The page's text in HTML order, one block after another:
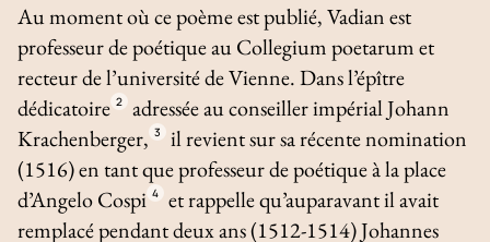
Au moment où ce poème est publié, Vadian est
professeur de poétique auCollegium poetarumet
recteur de l’université de Vienne. Dans l’épître
dédicatoire 2
adressée au conseiller impérial Johann
Krachenberger, 3
il revient sur sa récente nomination
(1516) en tant que professeur de poétique à la place
d’Angelo Cospi 4
et rappelle qu’auparavant il avait
remplacé pendant deux ans (1512-1514) Johannes